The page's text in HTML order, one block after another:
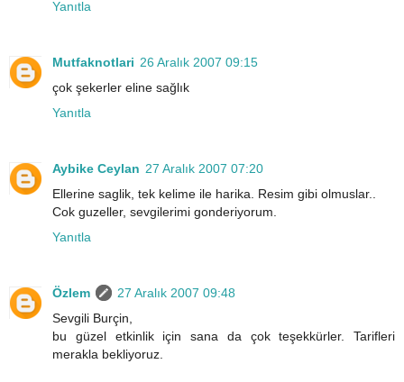
Yanıtla
Mutfaknotlari 26 Aralık 2007 09:15
çok şekerler eline sağlık
Yanıtla
Aybike Ceylan 27 Aralık 2007 07:20
Ellerine saglik, tek kelime ile harika. Resim gibi olmuslar..
Cok guzeller, sevgilerimi gonderiyorum.
Yanıtla
Özlem
27 Aralık 2007 09:48
Sevgili Burçin,
bu güzel etkinlik için sana da çok teşekkürler. Tarifleri
merakla bekliyoruz.